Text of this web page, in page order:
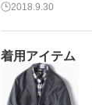
着用アイテム
2018.9.30